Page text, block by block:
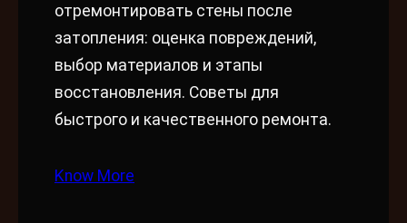
отремонтировать стены после
затопления: оценка повреждений,
выбор материалов и этапы
восстановления. Советы для
быстрого и качественного ремонта.
Know More